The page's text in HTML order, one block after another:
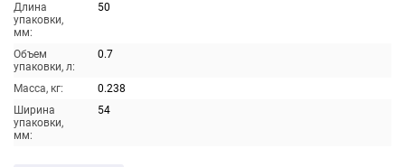
Длина
упаковки,
мм:
50
Объем
упаковки, л:
0.7
Масса, кг:
0.238
Ширина
упаковки,
мм:
54